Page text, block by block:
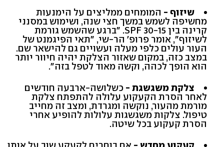
שיזוף - המומחים ממליצים על הימנעות
מחשיפה לשמש במשך חצי שנה, ושימוש במסנני
קרינה בין 30-15 SPF. "ברגע שהשמש גורמת
לשיזוף", אומר פרופ' הר-שי, "תאי הפיגמנט של
העור עולים כלפי מעלה ועשויים גם להישאר שם.
במצב כזה, במקום שאזור הצלקת יהיה חיוור יותר
הוא הופך לכהה, וקשה מאוד לטפל בזה".
צלקת משגשגת - כשלושה-ארבעה חודשים
לאחר הסרת הקעקוע עלולה להתפתח צלקת
מורמת מהעור, נוקשה ומגרדת, ומצב זה מחייב
טיפול. צלקות משגשגות עלולות להופיע אחרי
הסרת קעקוע בכל שיטה.